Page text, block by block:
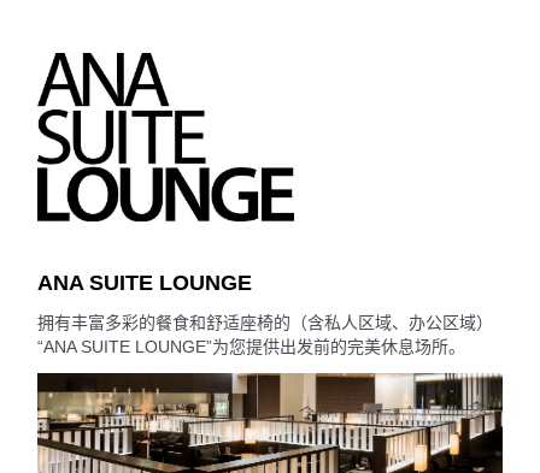
ANA SUITE LOUNGE
拥有丰富多彩的餐食和舒适座椅的（含私人区域、办公区域）
“ANA SUITE LOUNGE”为您提供出发前的完美休息场所。